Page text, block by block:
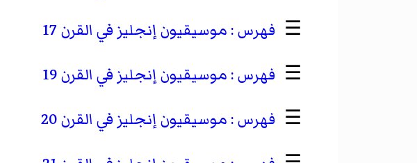
☰
موسيقيون إنجليز في القرن 17
☰
موسيقيون إنجليز في القرن 19
☰
موسيقيون إنجليز في القرن 20